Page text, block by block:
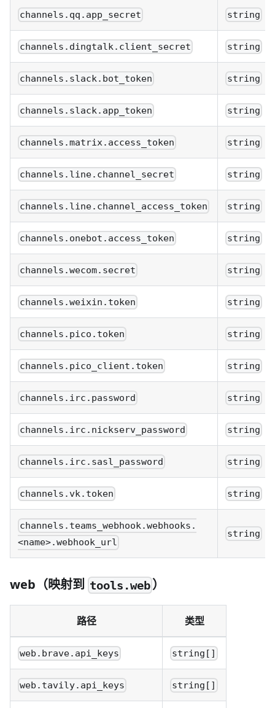
channels.qq.app_secret string
channels.dingtalk.client_secret string
channels.slack.bot_token string
channels.slack.app_token string
channels.matrix.access_token string
channels.line.channel_secret string
channels.line.channel_access_token string
channels.onebot.access_token string
channels.wecom.secret string
channels.weixin.token string
channels.pico.token string
channels.pico_client.token string
channels.irc.password string
channels.irc.nickserv_password string
channels.irc.sasl_password string
channels.vk.token string
channels.teams_webhook.webhooks.
<name>.webhook_url
string
web（映射到 tools.web）
路径 类型
web.brave.api_keys string[]
web.tavily.api_keys string[]